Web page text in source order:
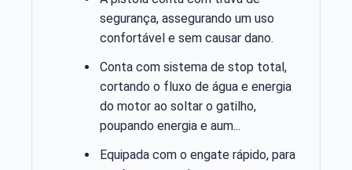
segurança, assegurando um uso
confortável e sem causar dano.
Conta com sistema de stop total,
cortando o fluxo de água e energia
do motor ao soltar o gatilho,
poupando energia e aum...
Equipada com o engate rápido, para